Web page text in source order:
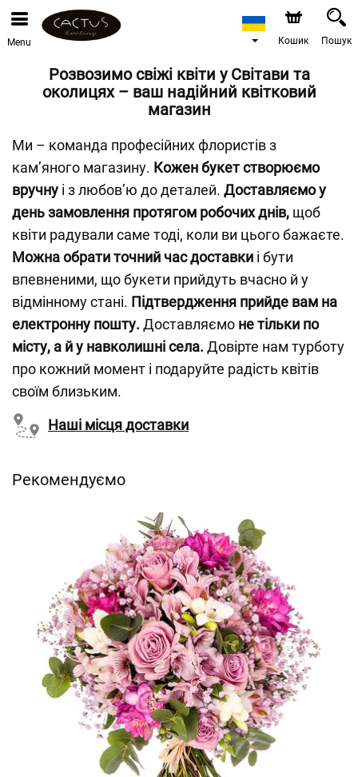
Menu Кошик Пошук
Розвозимо свіжі квіти у Світави та
околицях – ваш надійний квітковий
магазин
Ми – команда професійних флористів з
кам’яного магазину. Кожен букет створюємо
вручну і з любов’ю до деталей. Доставляємо у
день замовлення протягом робочих днів, щоб
квіти радували саме тоді, коли ви цього бажаєте.
Можна обрати точний час доставки і бути
впевненими, що букети прийдуть вчасно й у
відмінному стані. Підтвердження прийде вам на
електронну пошту. Доставляємо не тільки по
місту, а й у навколишні села. Довірте нам турботу
про кожний момент і подаруйте радість квітів
своїм близьким.
Наші місця доставки
Рекомендуємо